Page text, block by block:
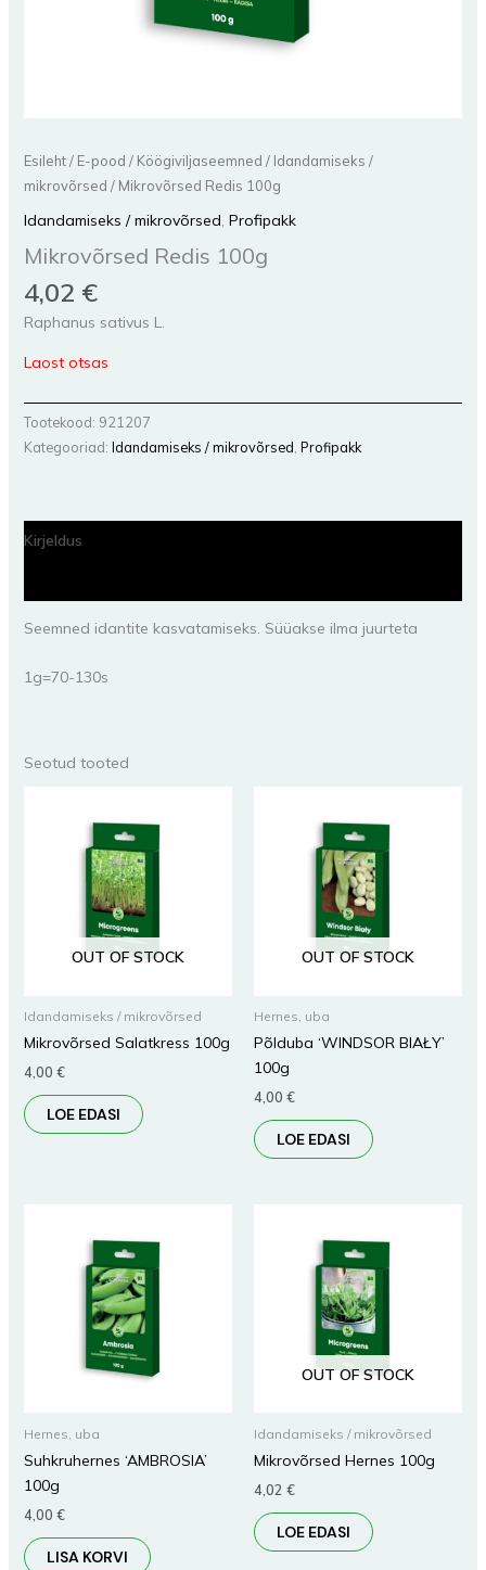
Esileht/ E-pood / Köögiviljaseemned / Idandamiseks /
mikrovõrsed / Mikrovõrsed Redis 100g
Idandamiseks / mikrovõrsed, Profipakk
Mikrovõrsed Redis 100g
4,02 €
Raphanus sativus L.
Laost otsas
Tootekood: 921207
Kategooriad: Idandamiseks / mikrovõrsed Profipakk
Kirjeldus
Seemned idantite kasvatamiseks. Süüakse ilma juurteta
1g=70-130s
Seotud tooted
OUT OF STOCK
Idandamiseks / mikrovõrsed
Mikrovõrsed Salatkress 100g
4,00 €
LOE EDASI
OUT OF STOCK
Hernes, uba
Põlduba ‘WINDSOR BIAŁY’
100g
4,00 €
LOE EDASI
Hernes, uba
Suhkruhernes ‘AMBROSIA’
100g
4,00 €
LISA KORVI
OUT OF STOCK
Idandamiseks / mikrovõrsed
Mikrovõrsed Hernes 100g
4,02 €
LOE EDASI